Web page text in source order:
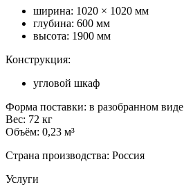
ширина: 1020 × 1020 мм
глубина: 600 мм
высота: 1900 мм
Конструкция:
угловой шкаф
Форма поставки: в разобранном виде
Вес: 72 кг
Объём: 0,23 м³
Страна производства: Россия
Услуги